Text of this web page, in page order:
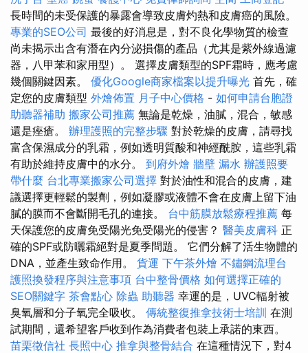
長時間的未受保護的暴露會導致皮膚灼熱和皮膚癌的風險。
專業的SEO公司 最後的好消息是，對不良化學物質的檢查
尚未揭示出含有潛在內分泌損傷的產品（尤其是紫外線過濾
器，八甲苯和家用型）。 選擇皮膚類型的SPF霜時，應考慮
幾個關鍵因素。 優化Google商家檔案以提升曝光 首先，確
定您的皮膚類型 外燴佈置 月子中心價格 - 如何申請台胞證
助聽器補助 搬家公司推薦 無論是乾燥，油膩，混合，敏感
還是痤瘡。 辦理護照的完整步驟 對於乾燥的皮膚，請尋找
富含保濕成分的乳霜，例如透明質酸和神經酰胺，這些乳霜
有助於維持皮膚中的水分。 到府外燴 牆壁 漏水 辦護照要
帶什麼 台北專業搬家公司選擇 對於油性和混合的皮膚，建
議選擇更輕鬆的製劑，例如凝膠或液體不會在皮膚上留下油
膩的膜而不會斷開毛孔的連接。 台中筋膜放鬆療程推薦 每
天保護您的皮膚免受陽光免受陽光的侵害？ 醫美皮膚科 正
確的SPF或防曬霜絕對是夏季問題。 它們分解了活生物體的
DNA，並產生致命作用。 貨運 下午茶外燴 不鏽鋼流理台
護照換發程序與注意事項 台中整骨價格 如何選擇正確的
SEO關鍵字 茶會點心 除蟲 助聽器 幸運的是，UVC輻射被
臭氧層和分子氧完全吸收。 傳統整復推拿技術士培訓 在測
試期間，還希望客戶收到作為消費者包裝上承諾的東西。
苗栗徵信社 長照中心 推拿與整骨結合 在這種情況下，對4